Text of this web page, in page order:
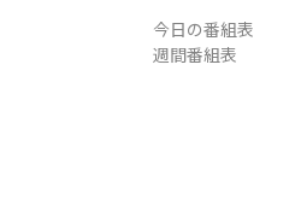
今日の番組表
週間番組表